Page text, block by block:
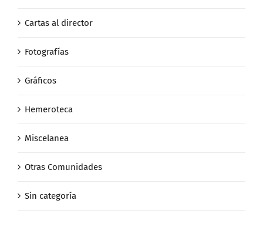
Cartas al director
Fotografías
Gráficos
Hemeroteca
Miscelanea
Otras Comunidades
Sin categoría